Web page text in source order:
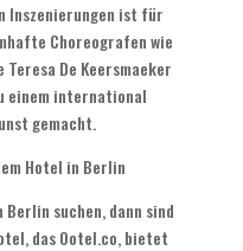
Inszenierungen ist für
Choreografen wie
Teresa De Keersmaeker
einem international
gemacht.
Hotel in Berlin
suchen, dann sind
das Ootel.co, bietet